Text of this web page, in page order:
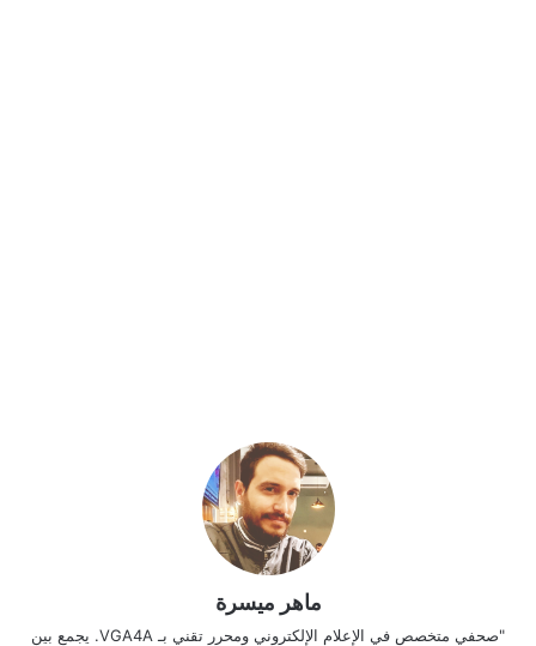
ماهر ميسرة
"صحفي متخصص في الإعلام الإلكتروني ومحرر تقني بـ VGA4A. يجمع بين